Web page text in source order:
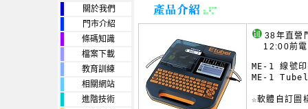
關於我們
門市介紹
條碼知識
檔案下載
教育訓練
相關網站
進階技術
38年直營
12:00前電
ME-1 線號
ME-1
☆軟體自訂圖